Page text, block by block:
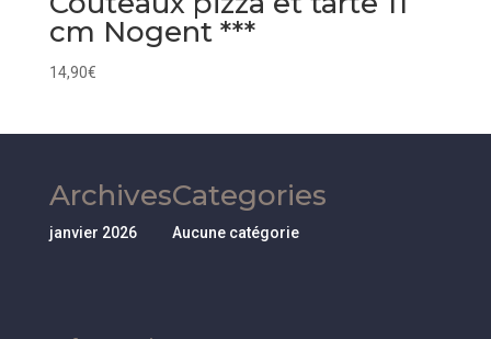
cm Nogent ***
14,90€
Archives
janvier 2026
Categories
Aucune catégorie